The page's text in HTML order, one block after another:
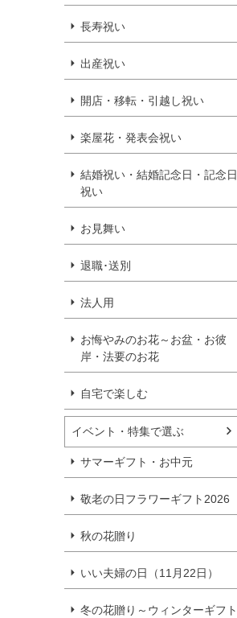
長寿祝い
出産祝い
開店・移転・引越し祝い
楽屋花・発表会祝い
結婚祝い・結婚記念日・記念日
祝い
お見舞い
退職･送別
法人用
お悔やみのお花～お盆・お彼
岸・法要のお花
自宅で楽しむ
イベント・特集で選ぶ
サマーギフト・お中元
敬老の日フラワーギフト2026
秋の花贈り
いい夫婦の日（11月22日）
冬の花贈り～ウィンターギフト